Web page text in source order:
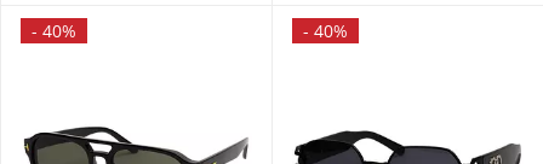
- 40% - 40%